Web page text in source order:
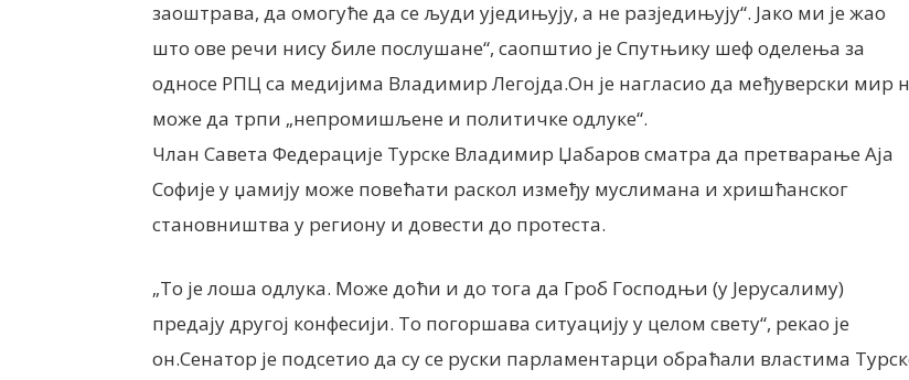
заоштрава, да омогуће да се људи уједињују, а не разједињују“. Јако ми је жао
што ове речи нису биле послушане“, саопштио је Спутњику шеф оделења за
односе РПЦ са медијима Владимир Легојда.Он је нагласио да међуверски мир
може да трпи „непромишљене и политичке одлуке“.
Члан Савета Федерације Турске Владимир Џабаров сматра да претварање Аја
Софије у џамију може повећати раскол између муслимана и хришћанског
становништва у региону и довести до протеста.
„То је лоша одлука. Може доћи и до тога да Гроб Господњи (у Јерусалиму)
предају другој конфесији. То погоршава ситуацију у целом свету“, рекао је
он.Сенатор је подсетио да су се руски парламентарци обраћали властима